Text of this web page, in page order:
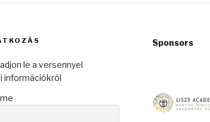
le a versennyel
információkról
Sponsors